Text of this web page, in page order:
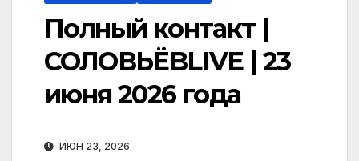
Полный контакт |
СОЛОВЬЁВLIVE | 23
июня 2026 года
ИЮН 23, 2026